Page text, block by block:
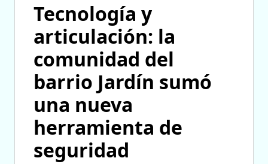
Tecnología y
articulación: la
comunidad del
barrio Jardín sumó
una nueva
herramienta de
seguridad